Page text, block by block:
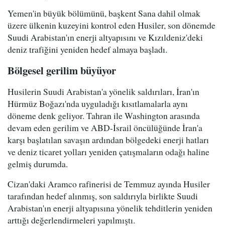
Yemen'in büyük bölümünü, başkent Sana dahil olmak
üzere ülkenin kuzeyini kontrol eden Husiler, son dönemde
Suudi Arabistan'ın enerji altyapısını ve Kızıldeniz'deki
deniz trafiğini yeniden hedef almaya başladı.
Bölgesel gerilim büyüyor
Husilerin Suudi Arabistan'a yönelik saldırıları, İran'ın
Hürmüz Boğazı'nda uyguladığı kısıtlamalarla aynı
döneme denk geliyor. Tahran ile Washington arasında
devam eden gerilim ve ABD-İsrail öncülüğünde İran'a
karşı başlatılan savaşın ardından bölgedeki enerji hatları
ve deniz ticaret yolları yeniden çatışmaların odağı haline
gelmiş durumda.
Cizan'daki Aramco rafinerisi de Temmuz ayında Husiler
tarafından hedef alınmış, son saldırıyla birlikte Suudi
Arabistan'ın enerji altyapısına yönelik tehditlerin yeniden
arttığı değerlendirmeleri yapılmıştı.